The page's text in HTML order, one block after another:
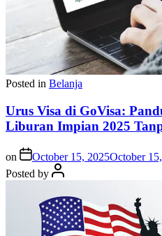
Posted in Belanja
Urus Visa di GoVisa:
Liburan Impian 2025
on October 15, 2025October
Posted by